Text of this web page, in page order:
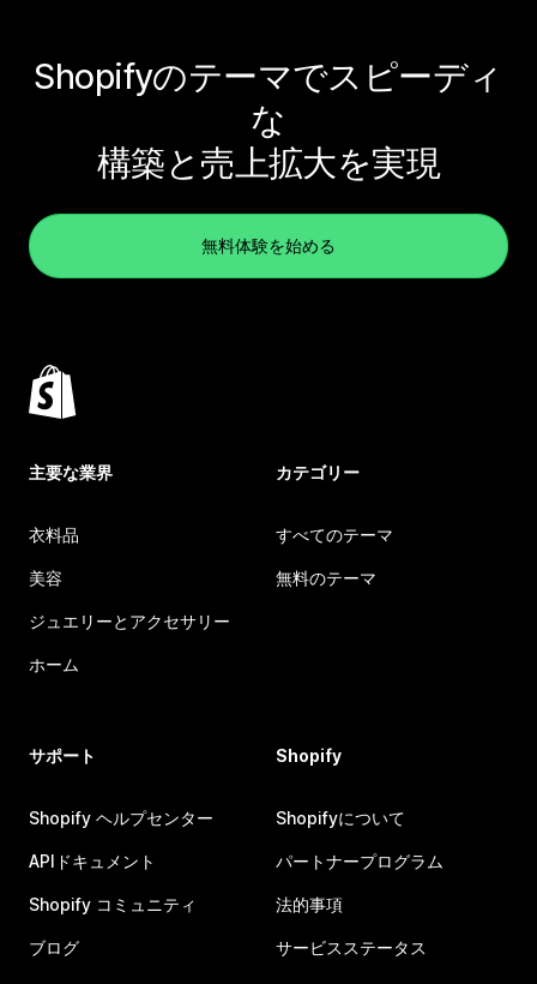
Shopifyのテーマでスピーディ
な
構築と売上拡大を実現
無料体験を始める
主要な業界
衣料品
美容
ジュエリーとアクセサリー
ホーム
カテゴリー
すべてのテーマ
無料のテーマ
サポート
Shopify ヘルプセンター
APIドキュメント
Shopify コミュニティ
ブログ
Shopify
Shopifyについて
パートナープログラム
法的事項
サービスステータス